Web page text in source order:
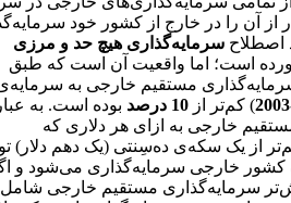
آن را در خارج از کشور خود
اصطلاح سرمایه‌گذاری هیچ حد و مرزی
است؛ اما واقعیت آن است که طبق
مستقیم خارجی به
) کم‌تر از 10 درصد
بوده است. به
خارجی به ازای هر دلاری که
از یک سکه‌ی ده‌سِنتی (یک دهم دلار)
خارجی سرمایه‌گذاری می‌شود و
سرمایه‌گذاری مستقیم خارجی شامل